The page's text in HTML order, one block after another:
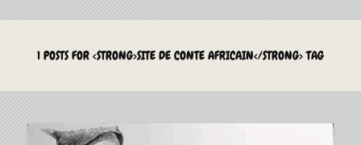
LE TAMTAM DU MBOA
La Culture du Mboa Dévoilée !
1 POSTS FOR <STRONG>SITE DE CONTE AFRICAIN</STRONG> TAG